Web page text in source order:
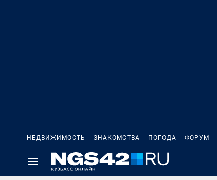
НЕДВИЖИМОСТЬ ЗНАКОМСТВА ПОГОДА ФОРУМ